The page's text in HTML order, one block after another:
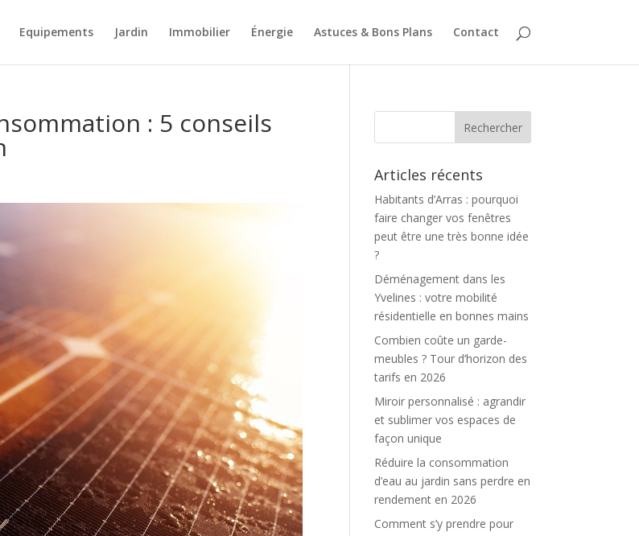
Equipements Jardin Immobilier Énergie Astuces & Bons Plans Contact
: 5 conseils
Articles récents
Habitants d’Arras : pourquoi
faire changer vos fenêtres
peut être une très bonne idée
?
Déménagement dans les
Yvelines : votre mobilité
résidentielle en bonnes mains
Combien coûte un garde-
meubles ? Tour d’horizon des
tarifs en 2026
Miroir personnalisé : agrandir
et sublimer vos espaces de
façon unique
Réduire la consommation
d’eau au jardin sans perdre en
rendement en 2026
Comment s’y prendre pour